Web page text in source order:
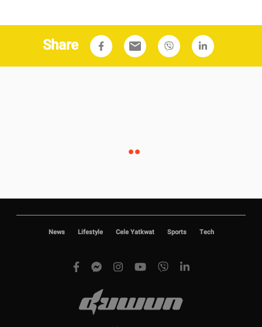
Share email
News Lifestyle Cele Yatkwat Sports Tech